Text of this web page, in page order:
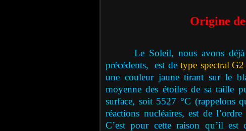
Origine
Le Soleil, nous avons
précédents,
est de type spectral
une couleur jaune tirant sur le
moyenne des étoiles de sa taille
surface, soit 5527 °C (rappelons
réactions nucléaires, est de
C’est pour cette raison qu’il